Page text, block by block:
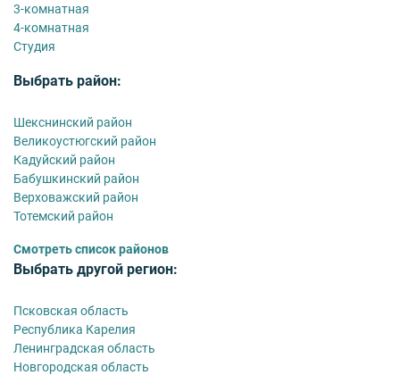
3-комнатная
4-комнатная
Студия
Выбрать район:
Шекснинский район
Великоустюгский район
Кадуйский район
Бабушкинский район
Верховажский район
Тотемский район
Смотреть список районов
Выбрать другой регион:
Псковская область
Республика Карелия
Ленинградская область
Новгородская область